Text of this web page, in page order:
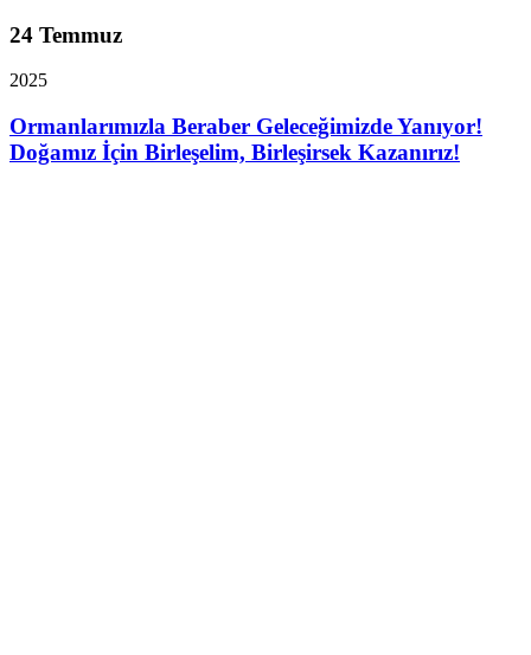
24 Temmuz
2025
Ormanlarımızla Beraber Geleceğimizde Yanıyor!
Doğamız İçin Birleşelim, Birleşirsek Kazanırız!